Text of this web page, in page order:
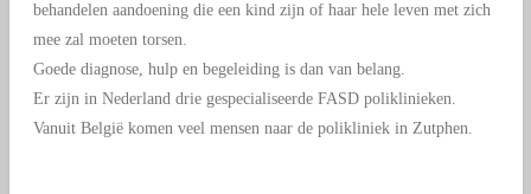
behandelen aandoening die een kind zijn of haar hele leven met zich
mee zal moeten torsen.
Goede diagnose, hulp en begeleiding is dan van belang.
Er zijn in Nederland drie gespecialiseerde FASD poliklinieken.
Vanuit België komen veel mensen naar de polikliniek in Zutphen.